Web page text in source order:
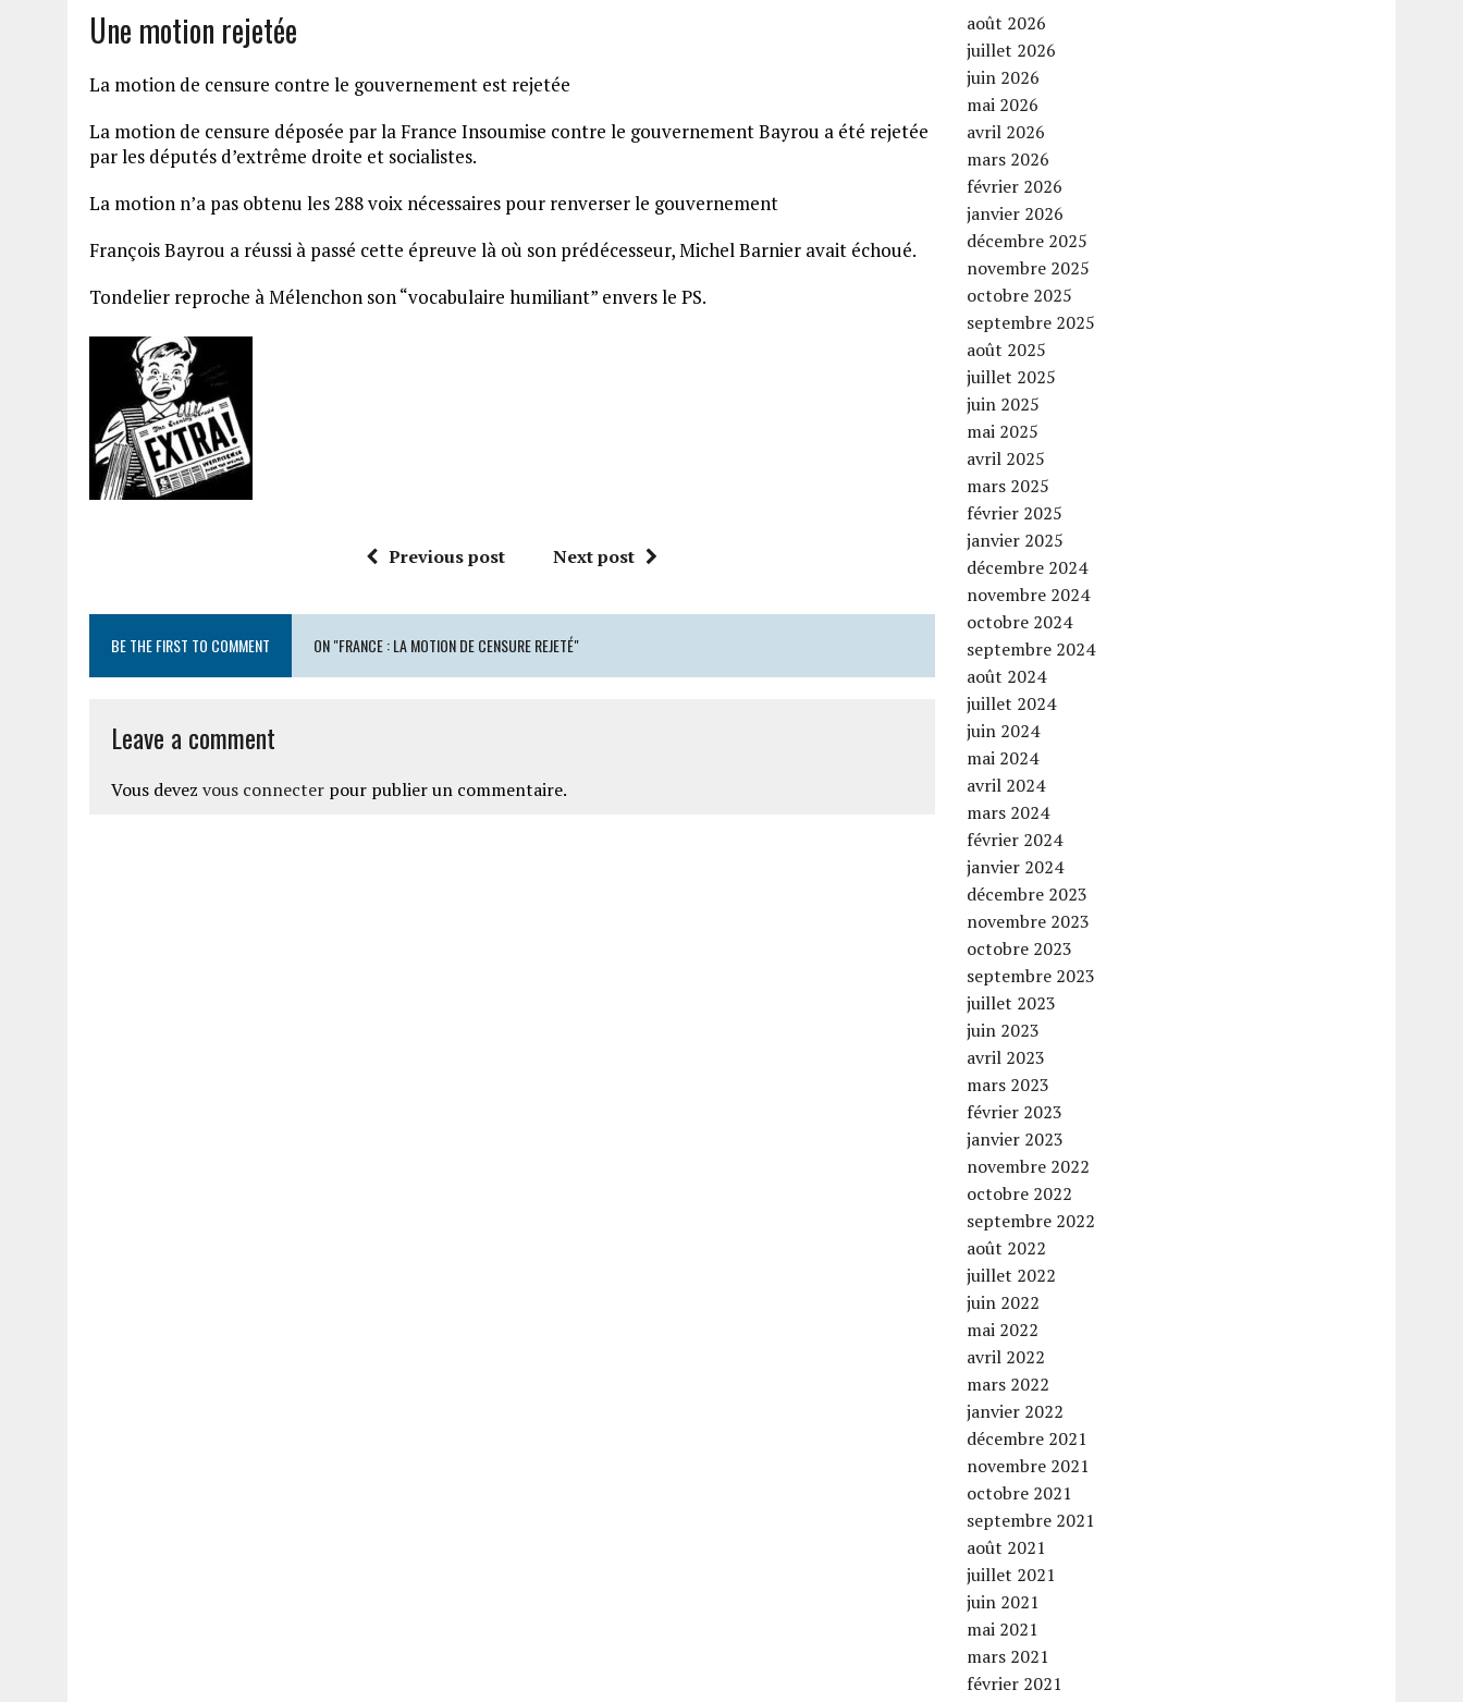
Une motion rejetée
La motion de censure contre le gouvernement est rejetée
La motion de censure déposée par la France Insoumise contre le gouvernement Bayrou a été rejetée
par les députés d’extrême droite et socialistes.
La motion n’a pas obtenu les 288 voix nécessaires pour renverser le gouvernement
François Bayrou a réussi à passé cette épreuve là où son prédécesseur, Michel Barnier avait échoué.
Tondelier reproche à Mélenchon son “vocabulaire humiliant” envers le PS.
Previous post Next post
BE THE FIRST TO COMMENT ON "FRANCE : LA MOTION DE CENSURE REJETÉ"
Leave a comment
Vous devez vous connecter pour publier un commentaire.
août 2026
juillet 2026
juin 2026
mai 2026
avril 2026
mars 2026
février 2026
janvier 2026
décembre 2025
novembre 2025
octobre 2025
septembre 2025
août 2025
juillet 2025
juin 2025
mai 2025
avril 2025
mars 2025
février 2025
janvier 2025
décembre 2024
novembre 2024
octobre 2024
septembre 2024
août 2024
juillet 2024
juin 2024
mai 2024
avril 2024
mars 2024
février 2024
janvier 2024
décembre 2023
novembre 2023
octobre 2023
septembre 2023
juillet 2023
juin 2023
avril 2023
mars 2023
février 2023
janvier 2023
novembre 2022
octobre 2022
septembre 2022
août 2022
juillet 2022
juin 2022
mai 2022
avril 2022
mars 2022
janvier 2022
décembre 2021
novembre 2021
octobre 2021
septembre 2021
août 2021
juillet 2021
juin 2021
mai 2021
mars 2021
février 2021